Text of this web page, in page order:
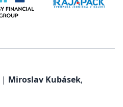
| Miroslav Kubásek,